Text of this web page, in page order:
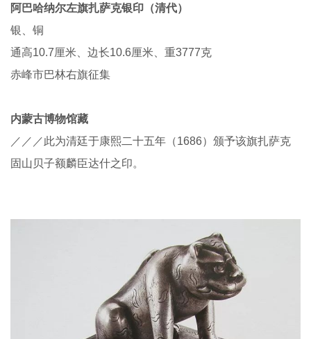
阿巴哈纳尔左旗扎萨克银印（清代）
银、铜
通高10.7厘米、边长10.6厘米、重3777克
赤峰市巴林右旗征集
内蒙古博物馆藏
／／／此为清廷于康熙二十五年（1686）颁予该旗扎萨克
固山贝子额麟臣达什之印。